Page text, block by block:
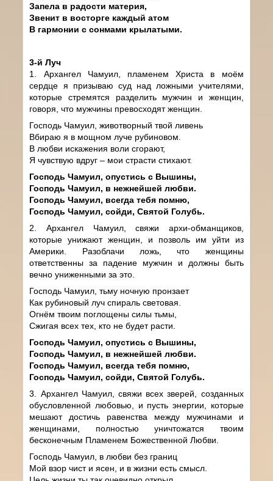
Запела в радости материя,
Звенит в восторге каждый атом
В гармонии с сонмами крылатыми.
3-й Луч
1. Архангел Чамуил, пламенем Христа в моём
сердце я призываю суд над ложными учителями,
которые стремятся разделить мужчин и женщин,
говоря, что мужчины превосходят женщин.
Господь Чамуил, животворный твой ливень
Вбираю я в мощном луче рубиновом.
В любви искажения воли сгорают,
Я чувствую вдруг – мои страсти стихают.
Господь Чамуил, опустись с Вышины,
Господь Чамуил, в нежнейшей любви.
Господь Чамуил, всегда тебя помню,
Господь Чамуил, сойди, Святой Голубь.
2. Архангел Чамуил, свяжи архи-обманщиков,
которые унижают женщин, и позволь им уйти из
Америки. Разоблачи ложь, что женщины
ответственны за падение мужчин и должны быть
вечно униженными за это.
Господь Чамуил, тьму ночную пронзает
Как рубиновый луч спираль световая.
Огнём твоим поглощены силы тьмы,
Сжигая всех тех, кто не будет расти.
Господь Чамуил, опустись с Вышины,
Господь Чамуил, в нежнейшей любви.
Господь Чамуил, всегда тебя помню,
Господь Чамуил, сойди, Святой Голубь.
3. Архангел Чамуил, свяжи всех зверей, созданных
обусловленной любовью, и пусть энергии, которые
мешают достичь равенства между мужчинами и
женщинами, полностью уничтожатся твоим
бесконечным Пламенем Божественной Любви.
Господь Чамуил, в любви без границ
Мой взор чист и ясен, и в жизни есть смысл.